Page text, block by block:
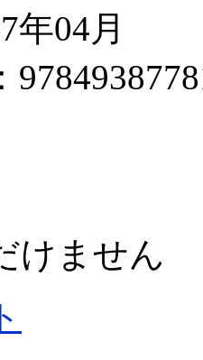
年04月
けません